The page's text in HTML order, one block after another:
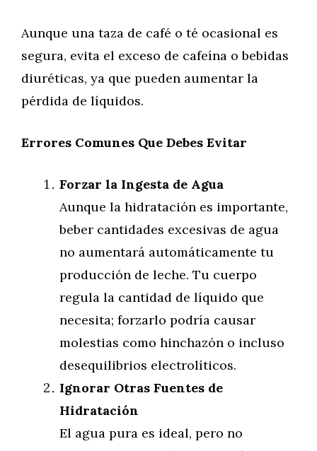
Aunque una taza de café o té ocasional es
segura, evita el exceso de cafeína o bebidas
diuréticas, ya que pueden aumentar la
pérdida de líquidos.
Errores Comunes Que Debes Evitar
Forzar la Ingesta de Agua
Aunque la hidratación es importante,
beber cantidades excesivas de agua
no aumentará automáticamente tu
producción de leche. Tu cuerpo
regula la cantidad de líquido que
necesita; forzarlo podría causar
molestias como hinchazón o incluso
desequilibrios electrolíticos.
Ignorar Otras Fuentes de
Hidratación
El agua pura es ideal, pero no